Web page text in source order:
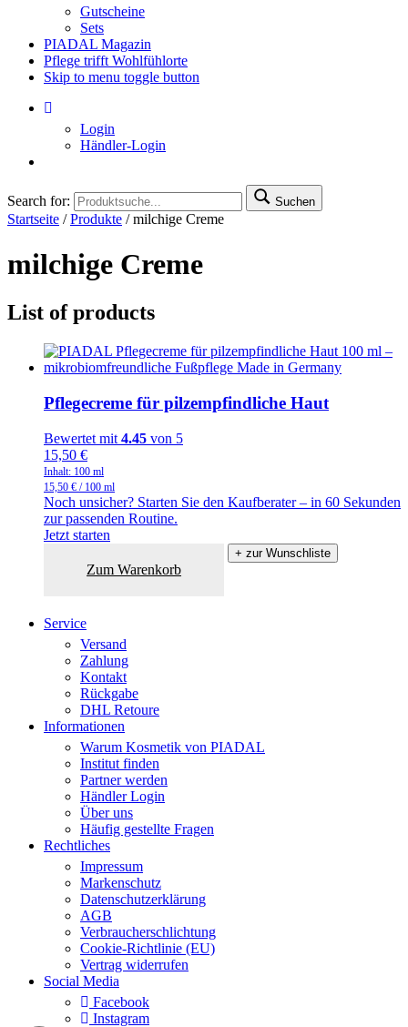
Gutscheine
Sets
PIADAL Magazin
Pflege trifft Wohlfühlorte
Skip to menu toggle button
Login
Händler-Login
Search for: Suchen
Startseite /Produkte /milchige Creme
milchige Creme
List of products
Pflegecreme für pilzempfindliche Haut
Bewertet mit 4.45 von 5
15,50 €
Inhalt: 100 ml
15,50 € / 100 ml
Noch unsicher? Starten Sie den Kaufberater – in 60 Sekunden
zur passenden Routine.
Jetzt starten
Zum Warenkorb
+ zur Wunschliste
Service
Versand
Zahlung
Kontakt
Rückgabe
DHL Retoure
Informationen
Warum Kosmetik von PIADAL
Institut finden
Partner werden
Händler Login
Über uns
Häufig gestellte Fragen
Rechtliches
Impressum
Markenschutz
Datenschutzerklärung
AGB
Verbraucherschlichtung
Cookie-Richtlinie (EU)
Vertrag widerrufen
Social Media
Facebook
Instagram